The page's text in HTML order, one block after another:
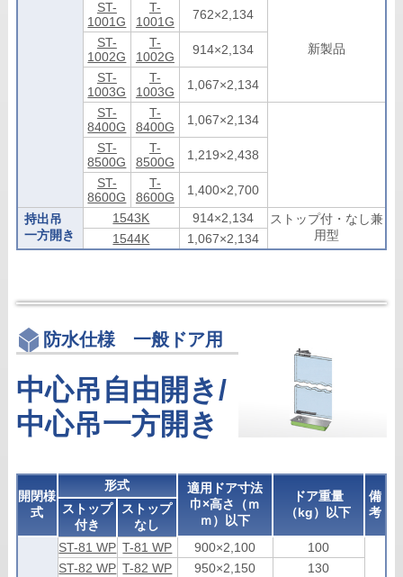
ST-
1001G
T-
1001G
762×2,134
新製品
ST-
1002G
T-
1002G
914×2,134
ST-
1003G
T-
1003G
1,067×2,134
ST-
8400G
T-
8400G
1,067×2,134
ST-
8500G
T-
8500G
1,219×2,438
ST-
8600G
T-
8600G
1,400×2,700
持出吊
一方開き
1543K 914×2,134
ストップ付・なし兼
用型
1544K 1,067×2,134
防水仕様 一般ドア用
中心吊自由開き/
中心吊一方開き
開閉様
式
形式
適用ドア寸法
巾×高さ（ｍ
ｍ）以下
ドア重量
（kg）以下
備
考
ストップ
付き
ストップ
なし
ST-81 WP T-81 WP 900×2,100
100
ST-82 WP T-82 WP 950×2,150
130